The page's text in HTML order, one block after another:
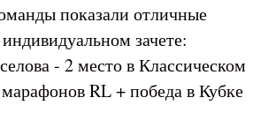
показали отличные
зачете:
- 2 место в Классическом
RL + победа в Кубке